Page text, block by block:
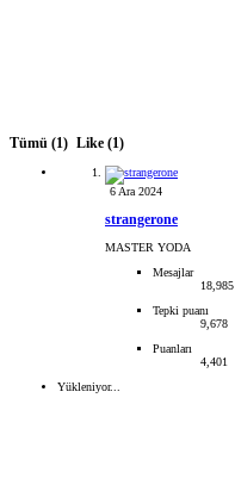
Tümü (1) Like (1)
6 Ara 2024
strangerone
MASTER YODA
Mesajlar
18,985
Tepki puanı
9,678
Puanları
4,401
Yükleniyor...